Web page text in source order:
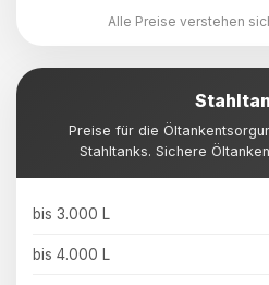
Alle Preise verstehen
Preise für die
Stahltanks. Sichere
bis 3.000 L
bis 4.000 L